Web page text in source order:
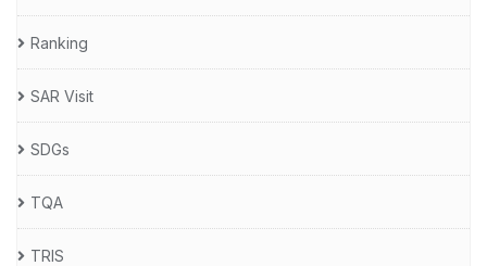
Ranking
SAR Visit
SDGs
TQA
TRIS